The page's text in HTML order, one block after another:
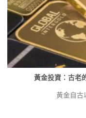
黃金投資：古老
黃金自古